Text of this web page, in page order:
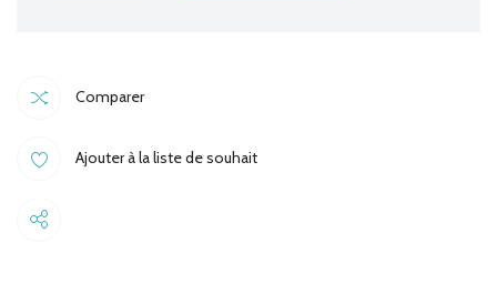
Comparer
Ajouter à la liste de souhait